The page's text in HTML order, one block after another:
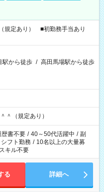
規定あり） ■初勤務手当あり
駅から徒歩 / 高田馬場駅から徒歩
＾（規定あり）
歴書不要 / 40～50代活躍中 / 副
シフト勤務 / 10名以上の大量募
キル不要
る 詳細へ